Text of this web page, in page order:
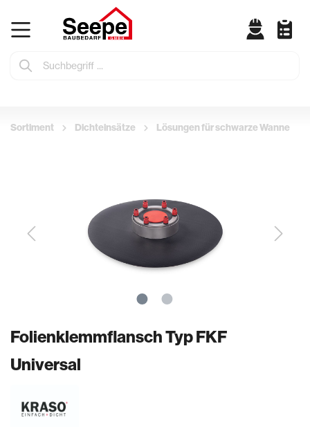
Sortiment Dichteinsätze Lösungen für schwarze Wanne
Folienklemmflansch Typ FKF
Universal